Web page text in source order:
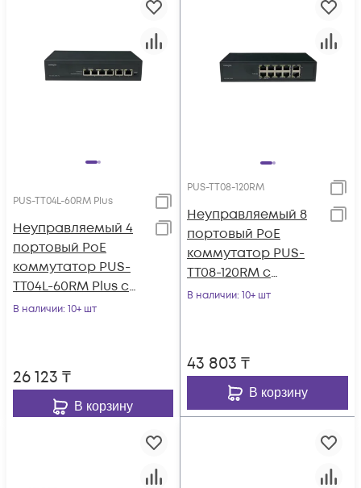
PUS-TT04L-60RM Plus
Неуправляемый 4
портовый PoE
коммутатор PUS-
TT04L-60RM Plus с
изоляцией портов и
В наличии: 10+ шт
26 123 ₸
В корзину
PUS-TT08-120RM
Неуправляемый 8
портовый PoE
коммутатор PUS-
TT08-120RM с
возможностью
В наличии: 10+ шт
43 803 ₸
В корзину